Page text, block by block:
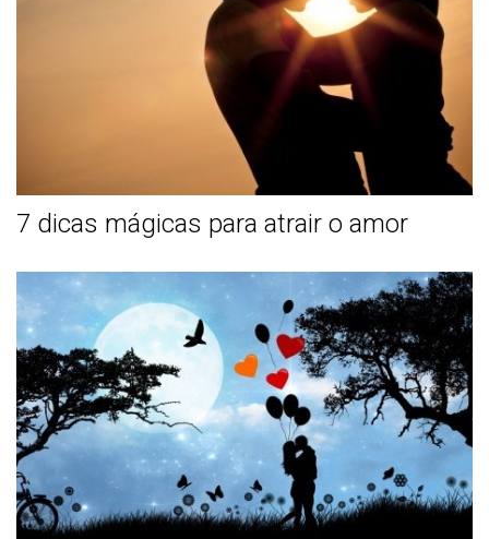
7 dicas mágicas para atrair o amor